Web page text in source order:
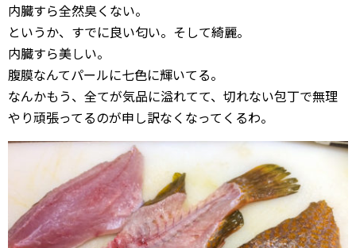
内臓すら全然臭くない。
というか、すでに良い匂い。そして綺麗。
内臓すら美しい。
腹膜なんてパールに七色に輝いてる。
なんかもう、全てが気品に溢れてて、切れない包丁で無理
やり頑張ってるのが申し訳なくなってくるわ。